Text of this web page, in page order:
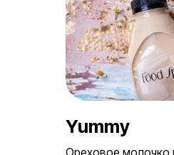
Yummy
Ореховое молочко